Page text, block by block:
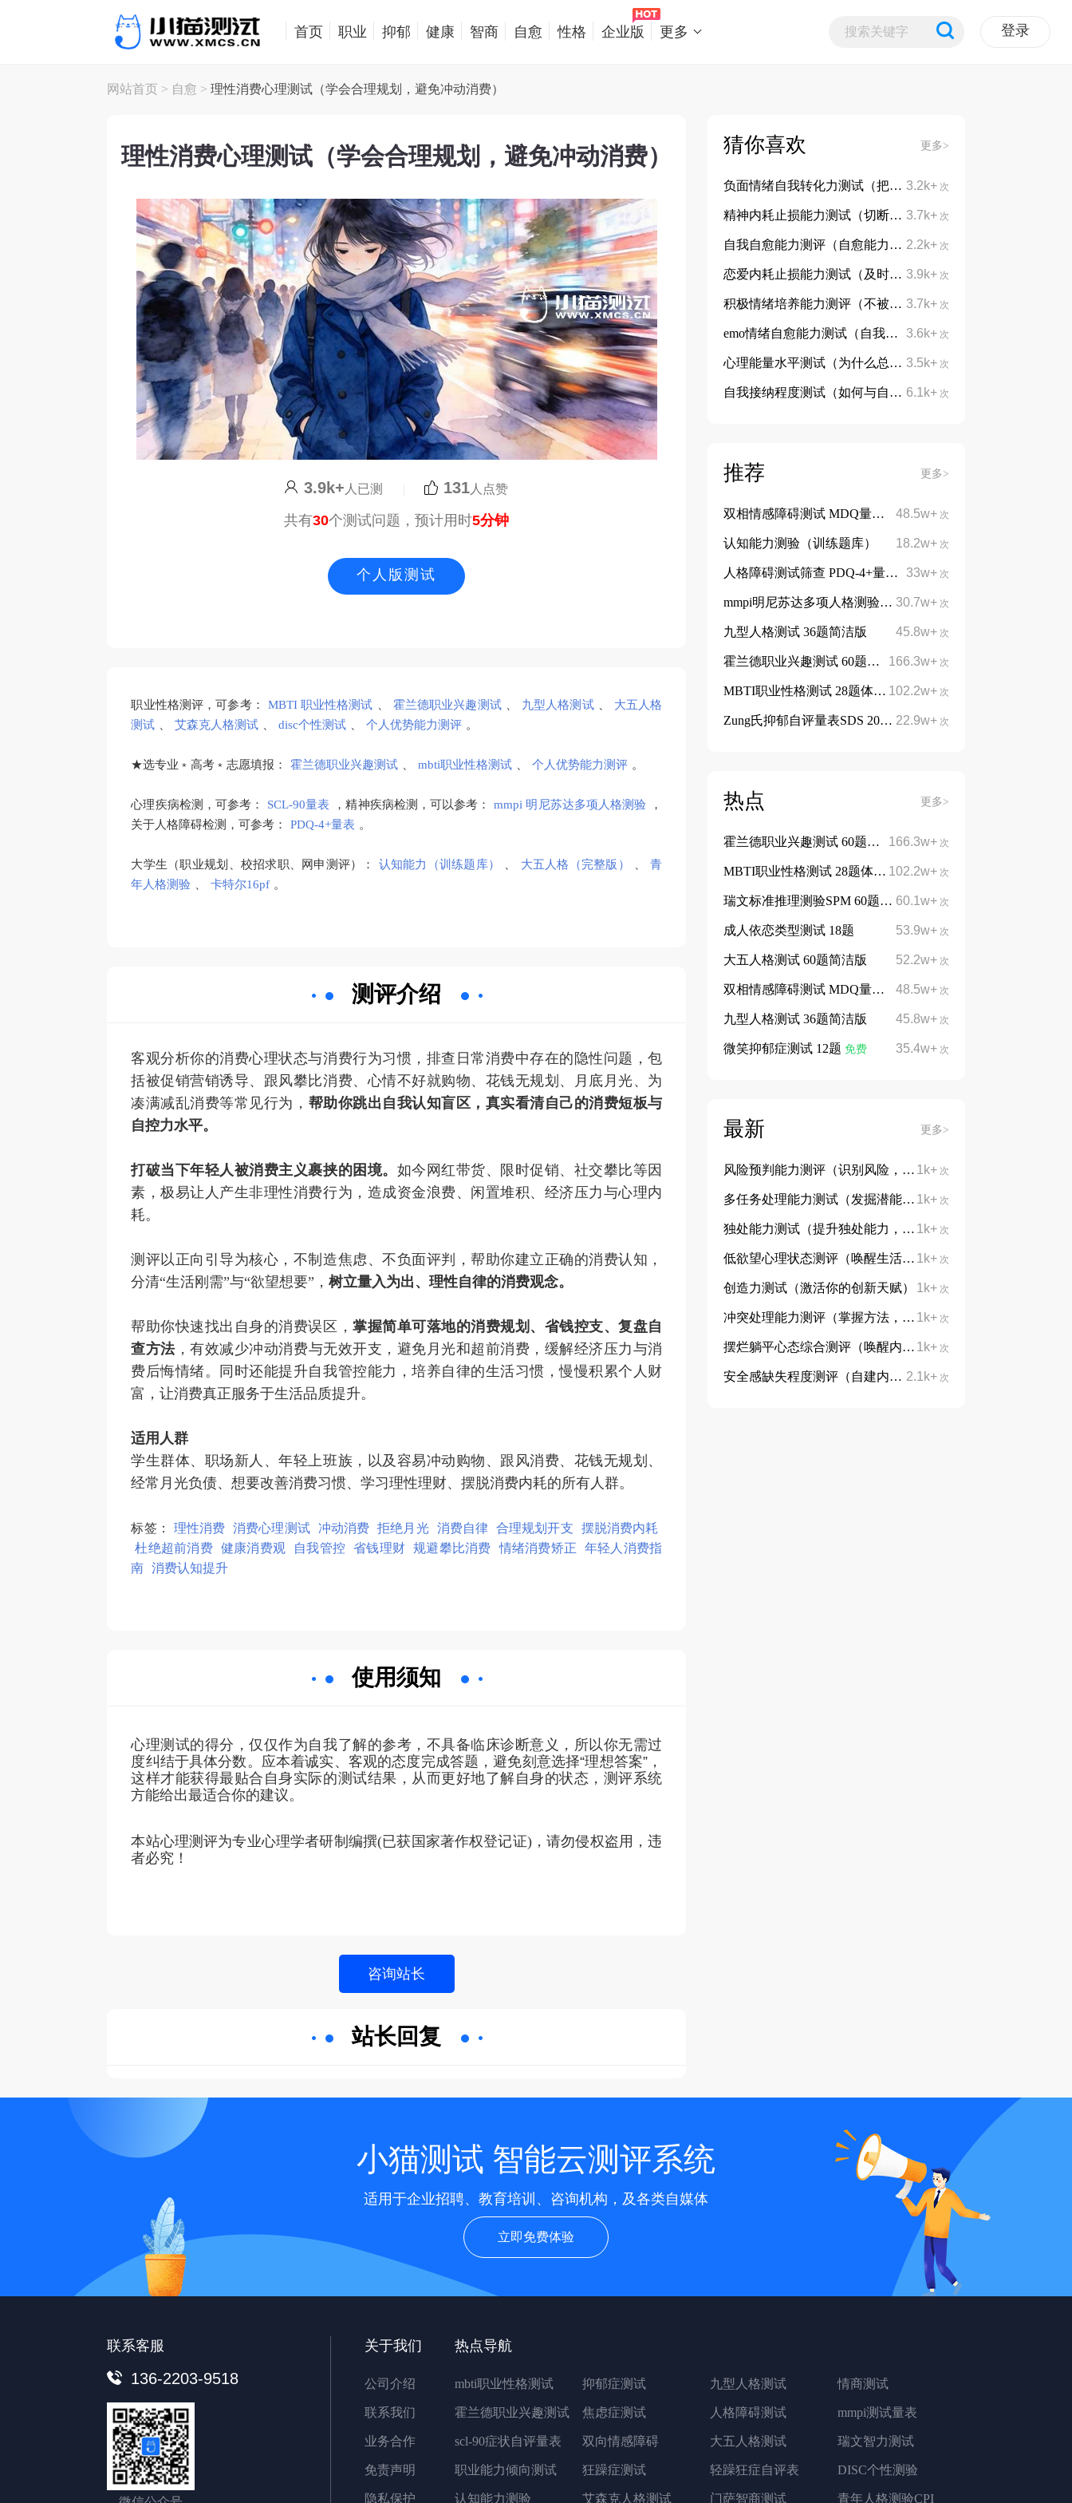
首页 职业 抑郁 健康 智商 自愈 性格 企业版 更多 登录
网站首页 > 自愈 >理性消费心理测试（学会合理规划，避免冲动消费）
理性消费心理测试（学会合理规划，避免冲动消费）
3.9k+ 人已测 131 人点赞
共有30个测试问题，预计用时5分钟
个人版测试
职业性格测评，可参考： MBTI 职业性格测试 霍兰德职业兴趣测试 九型人格测试
大五人格
测试
艾森克人格测试 disc个性测试 个人优势能力测评 。
★选专业﹡高考﹡志愿填报： 霍兰德职业兴趣测试 mbti职业性格测试 个人优势能力测评 。
心理疾病检测，可参考： SCL-90量表 ，精神疾病检测，可以参考： mmpi 明尼苏达多项人格测验
，
关于人格障碍检测，可参考：
PDQ-4+量表 。
大学生（职业规划、校招求职、网申测评）： 认知能力（训练题库） 大五人格（完整版）
青
年人格测验
卡特尔16pf 。
测评介绍
客观分析你的消费心理状态与消费行为习惯，排查日常消费中存在的隐性问题，包
括被促销营销诱导、跟风攀比消费、心情不好就购物、花钱无规划、月底月光、为
凑满减乱消费等常见行为， 帮助你跳出自我认知盲区，真实看清自己的消费短板与
自控力水平。
打破当下年轻人被消费主义裹挟的困境。 如今网红带货、限时促销、社交攀比等因
素，极易让人产生非理性消费行为，造成资金浪费、闲置堆积、经济压力与心理内
耗。
测评以正向引导为核心，不制造焦虑、不负面评判，帮助你建立正确的消费认知，
分清“生活刚需”与“欲望想要”，树立量入为出、理性自律的消费观念。
帮助你快速找出自身的消费误区，掌握简单可落地的消费规划、省钱控支、复盘自
查方法，有效减少冲动消费与无效开支，避免月光和超前消费，缓解经济压力与消
费后悔情绪。同时还能提升自我管控能力，培养自律的生活习惯，慢慢积累个人财
富，让消费真正服务于生活品质提升。
适用人群
学生群体、职场新人、年轻上班族，以及容易冲动购物、跟风消费、花钱无规划、
经常月光负债、想要改善消费习惯、学习理性理财、摆脱消费内耗的所有人群。
标签： 理性消费 消费心理测试 冲动消费 拒绝月光 消费自律 合理规划开支
摆脱消费内耗
杜绝超前消费 健康消费观 自我管控 省钱理财 规避攀比消费 情绪消费矫正
年轻人消费指
南
消费认知提升
使用须知
心理测试的得分，仅仅作为自我了解的参考，不具备临床诊断意义，所以你无需过
度纠结于具体分数。应本着诚实、客观的态度完成答题，避免刻意选择“理想答案” ，
这样才能获得最贴合自身实际的测试结果，从而更好地了解自身的状态，测评系统
方能给出最适合你的建议。
本站心理测评为专业心理学者研制编撰(已获国家著作权登记证)，请勿侵权盗用，违
者必究！
站长回复
猜你喜欢 更多>
3.2k+ 次
负面情绪自我转化力测试（把负面情绪转化为成长动力）
3.7k+ 次
精神内耗止损能力测试（切断胡思乱想、停止自我消耗）
2.2k+ 次
自我自愈能力测评（自愈能力，是你最强大的底气）
3.9k+ 次
恋爱内耗止损能力测试（及时抽身，不陷入无效感情消耗）
3.7k+ 次
积极情绪培养能力测评（不被消极裹挟，学会积极面对）
3.6k+ 次
emo情绪自愈能力测试（自我疗愈，与emo和平相处）
3.5k+ 次
心理能量水平测试（为什么总是疲惫没精神）
6.1k+ 次
自我接纳程度测试（如何与自己和解）
推荐 更多>
48.5w+ 次
双相情感障碍测试 MDQ量表13题
18.2w+ 次
认知能力测验（训练题库）
33w+ 次
人格障碍测试筛查 PDQ-4+量表 107题
30.7w+ 次
mmpi明尼苏达多项人格测验 566题完整版
45.8w+ 次
九型人格测试 36题简洁版
166.3w+ 次
霍兰德职业兴趣测试 60题简洁版 免费
102.2w+ 次
MBTI职业性格测试 28题体验版 免费
22.9w+ 次
Zung氏抑郁自评量表SDS 20题 免费
热点 更多>
166.3w+ 次
霍兰德职业兴趣测试 60题简洁版 免费
102.2w+ 次
MBTI职业性格测试 28题体验版 免费
60.1w+ 次
瑞文标准推理测验SPM 60题 免费
53.9w+ 次
成人依恋类型测试 18题
52.2w+ 次
大五人格测试 60题简洁版
48.5w+ 次
双相情感障碍测试 MDQ量表13题
45.8w+ 次
九型人格测试 36题简洁版
35.4w+ 次
微笑抑郁症测试 12题免费
最新 更多>
1k+ 次
风险预判能力测评（识别风险，防患未然）
1k+ 次
多任务处理能力测试（发掘潜能，告别手忙脚乱）
1k+ 次
独处能力测试（提升独处能力，学会与自己对话）
1k+ 次
低欲望心理状态测评（唤醒生活热忱，重拾向上力量）
1k+ 次
创造力测试（激活你的创新天赋）
1k+ 次
冲突处理能力测评（掌握方法，从容处理分歧）
1k+ 次
摆烂躺平心态综合测评（唤醒内在动力，摆脱躺平摆烂心态）
2.1k+ 次
安全感缺失程度测评（自建内心底气，治愈不安与敏感）
小猫测试 智能云测评系统
适用于企业招聘、教育培训、咨询机构，及各类自媒体
立即免费体验
联系客服
136-2203-9518
关于我们
公司介绍
联系我们
业务合作
免责声明
隐私保护
热点导航
mbti职业性格测试 抑郁症测试 九型人格测试 情商测试
霍兰德职业兴趣测试 焦虑症测试 人格障碍测试 mmpi测试量表
scl-90症状自评量表 双向情感障碍 大五人格测试 瑞文智力测试
职业能力倾向测试 狂躁症测试 轻躁狂症自评表 DISC个性测验
认知能力测验 艾森克人格测试 门萨智商测试 青年人格测验CPI